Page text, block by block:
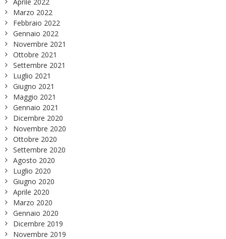
Marzo 2022
Febbraio 2022
Gennaio 2022
Novembre 2021
Ottobre 2021
Settembre 2021
Luglio 2021
Giugno 2021
Maggio 2021
Gennaio 2021
Dicembre 2020
Novembre 2020
Ottobre 2020
Settembre 2020
Agosto 2020
Luglio 2020
Giugno 2020
Aprile 2020
Marzo 2020
Gennaio 2020
Dicembre 2019
Novembre 2019